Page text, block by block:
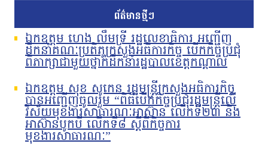
ព័ត៌មានថ្មីៗ
ឯកឧត្តម ហេង លឹមទ្រី រដ្ឋលេខាធិការ អញ្ជើញ
ដឹកនាំគណៈប្រតិភូក្រសួងអធិការកិច្ច បើកកិច្ចប្រជុំ
ពិភាក្សាជាមួយថ្នាក់ដឹកនាំរដ្ឋបាលខេត្តកណ្តាល
ឯកឧត្តម សុខ សូកេន រដ្ឋមន្រ្តីក្រសួងអធិការកិច្ច
បានអញ្ជើញចូលរួម “ពិធីបើកកិច្ចប្រជុំរដ្ឋមន្ត្រីលើ
វិស័យមុខងារសាធារណៈអាស៊ាន លើកទី២៣ និង
អាស៊ានបូកបី លើកទី៨ ស្តីពីកិច្ចការ
មុខងារសាធារណៈ”